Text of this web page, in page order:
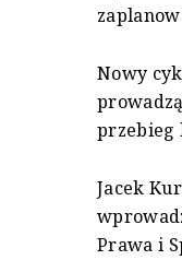
Nowy
przebieg
Jacek
Prawa i